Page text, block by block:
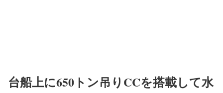
台船上に650トン吊りCCを搭載して水